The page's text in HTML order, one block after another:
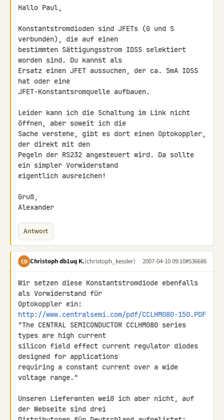
Hallo Paul,
Konstantstromdioden sind JFETs (G und S
verbunden), die auf einen
bestimmten Sättigungsstrom IDSS selektiert
worden sind. Du kannst als
Ersatz einen JFET aussuchen, der ca. 5mA IDSS
hat oder eine
JFET-Konstantsromquelle aufbauen.
Leider kann ich die Schaltung im Link nicht
öffnen, aber soweit ich die
Sache verstehe, gibt es dort einen Optokoppler,
der direkt mit den
Pegeln der RS232 angesteuert wird. Da sollte
ein simpler Vorwiderstand
eigentlich ausreichen!
Gruß,
Alexander
Antwort
CD Christoph db1uq K.(christoph_kessler) 2007-04-10 09:10#536686
Wir setzen diese Konstantstromdiode ebenfalls
als Vorwiderstand für
http://www.centralsemi.com/pdf/CCLHM080-150.PDF
"The CENTRAL SEMICONDUCTOR CCLHM080 series
types are high current
silicon field effect current regulator diodes
designed for applications
requiring a constant current over a wide
voltage range."
Unseren Lieferanten weiß ich aber nicht, auf
der Webseite sind drei